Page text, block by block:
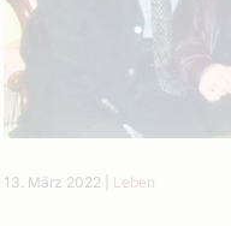
13. März 2022 Leben